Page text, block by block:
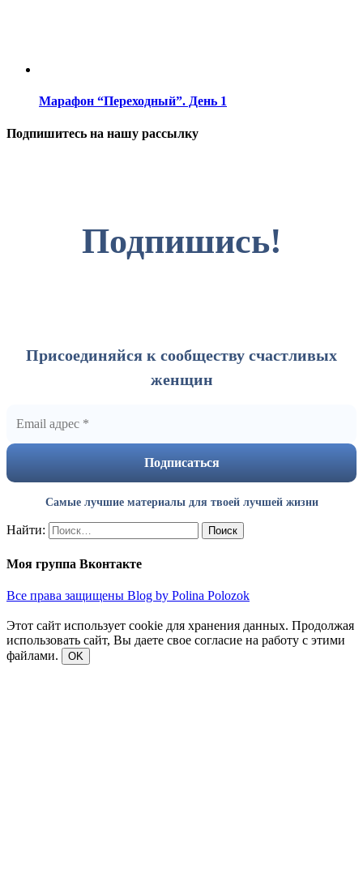
Марафон “Переходный”. День 1
Подпишитесь на нашу рассылку
Подпишись!
Присоединяйся к сообществу счастливых
женщин
Самые лучшие материалы для твоей лучшей жизни
Найти:
Моя группа Вконтакте
Все права защищены Blog by Polina Polozok
Этот сайт использует cookie для хранения данных. Продолжая
использовать сайт, Вы даете свое согласие на работу с этими
файлами.
OK